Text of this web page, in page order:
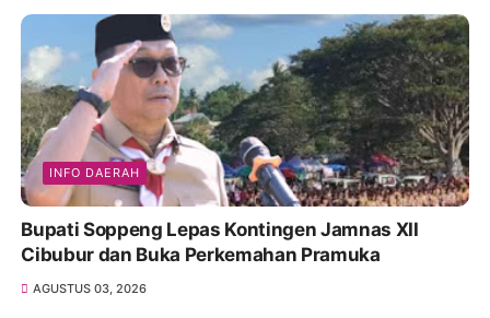
INFO DAERAH
Bupati Soppeng Lepas Kontingen Jamnas XII
Cibubur dan Buka Perkemahan Pramuka
AGUSTUS 03, 2026